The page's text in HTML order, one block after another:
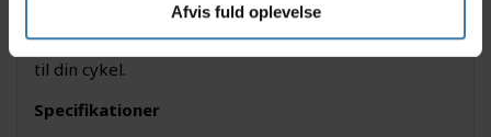
Afvis fuld oplevelse
TPI. Med en vægt på kun 1000 gram og en endurance
compound, er dette dæk den perfekte opgradering
til din cykel.
Specifikationer